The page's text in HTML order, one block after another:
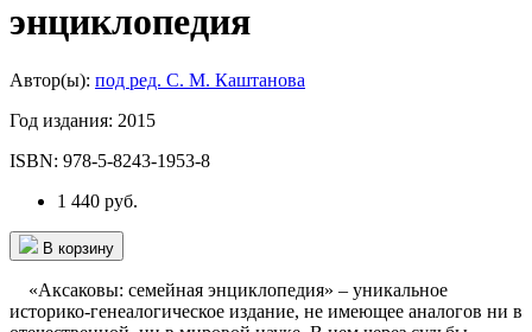
энциклопедия
Автор(ы): под ред. С. М. Каштанова
Год издания: 2015
ISBN: 978-5-8243-1953-8
1 440 руб.
В корзину
«Аксаковы: семейная энциклопедия» – уникальное
историко-генеалогическое издание, не имеющее аналогов ни в